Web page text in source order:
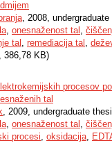
, 2008,
, onesnaženost tal ,
tal , remediacija tal ,
386,78 KB)
procesov
tal
, 2009, undergraduate
, onesnaženost tal ,
procesi, oksidacija,